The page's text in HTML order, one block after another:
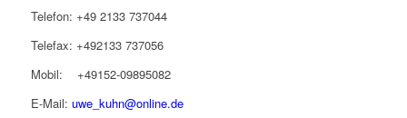
Telefon: +49 2133 737044
Telefax: +492133 737056
Mobil: +49152-09895082
E-Mail: uwe_kuhn@online.de